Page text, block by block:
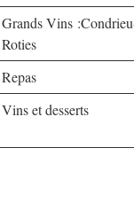
Grands Vins
Roties
Repas
Vins et desserts